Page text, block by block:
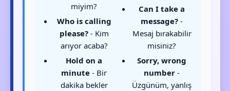
miyim?
Who is calling
please?- Kim
arıyor acaba?
Hold on a
minute - Bir
dakika bekler
Can I take a
message? -
Mesaj bırakabilir
misiniz?
Sorry, wrong
number -
Üzgünüm, yanlış